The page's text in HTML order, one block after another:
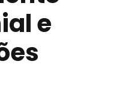
e